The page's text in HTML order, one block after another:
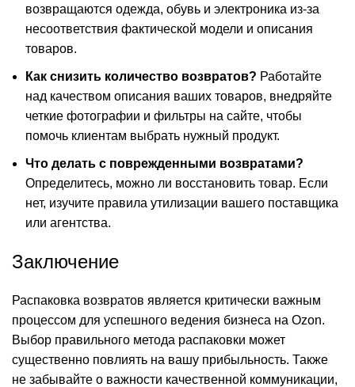
возвращаются одежда, обувь и электроника из-за
несоответствия фактической модели и описания
товаров.
Как снизить количество возвратов? Работайте
над качеством описания ваших товаров, внедряйте
четкие фотографии и фильтры на сайте, чтобы
помочь клиентам выбрать нужный продукт.
Что делать с поврежденными возвратами?
Определитесь, можно ли восстановить товар. Если
нет, изучите правила утилизации вашего поставщика
или агентства.
Заключение
Распаковка возвратов является критически важным
процессом для успешного ведения бизнеса на Ozon.
Выбор правильного метода распаковки может
существенно повлиять на вашу прибыльность. Также
не забывайте о важности качественной коммуникации,